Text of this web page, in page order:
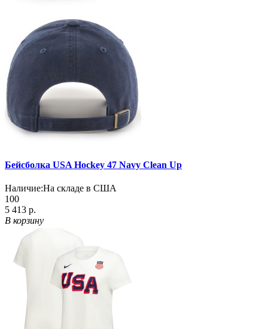
Бейсболка USA Hockey 47 Navy Clean Up
Наличие:На складе в США
100
5 413 р.
В корзину